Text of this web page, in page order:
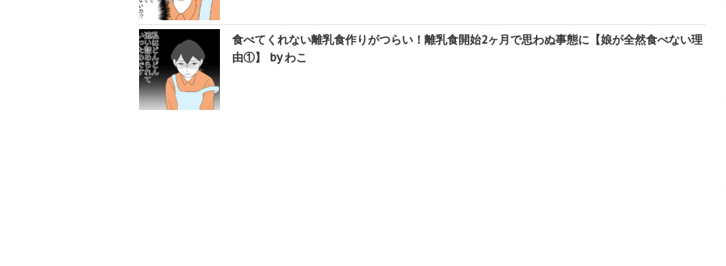
食べてくれない離乳食作りがつらい！離乳食開始2ヶ月で思わぬ事態に【娘が全然食べない理
由①】 by わこ